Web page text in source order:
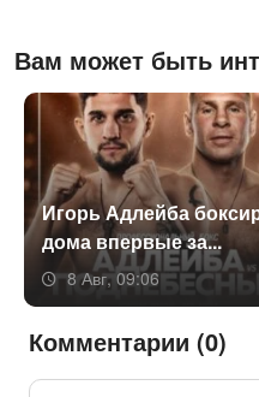
Вам может быть
Игорь Ад­лей­ба
до­ма впер­вые за...
8 Авг, 09:06
Комментарии (0)